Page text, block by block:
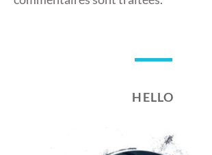
HELLO